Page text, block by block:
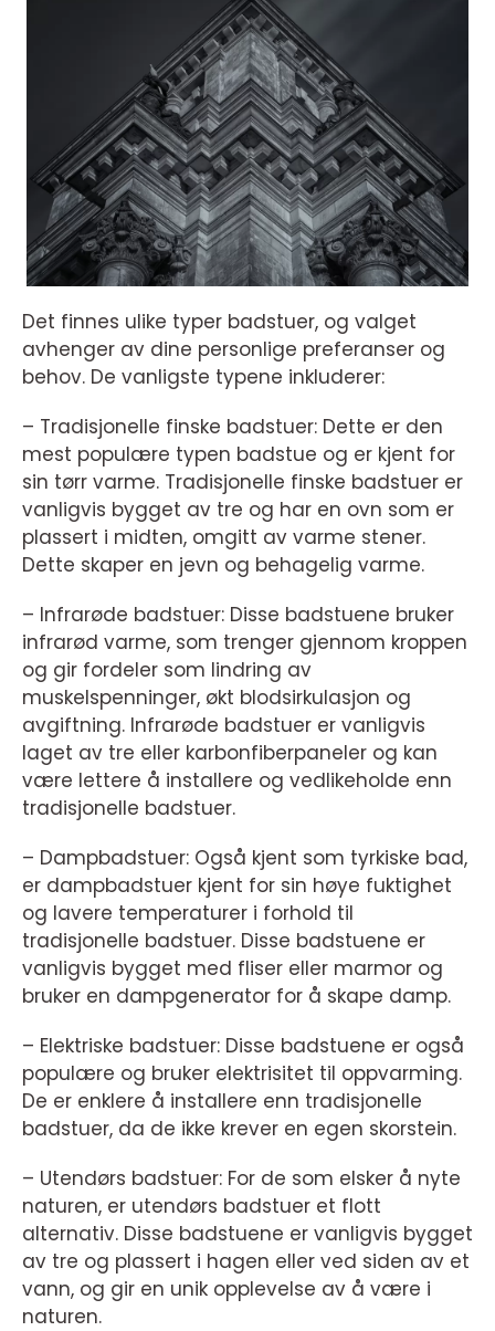
Det finnes ulike typer badstuer, og valget
avhenger av dine personlige preferanser og
behov. De vanligste typene inkluderer:
– Tradisjonelle finske badstuer: Dette er den
mest populære typen badstue og er kjent for
sin tørr varme. Tradisjonelle finske badstuer er
vanligvis bygget av tre og har en ovn som er
plassert i midten, omgitt av varme stener.
Dette skaper en jevn og behagelig varme.
– Infrarøde badstuer: Disse badstuene bruker
infrarød varme, som trenger gjennom kroppen
og gir fordeler som lindring av
muskelspenninger, økt blodsirkulasjon og
avgiftning. Infrarøde badstuer er vanligvis
laget av tre eller karbonfiberpaneler og kan
være lettere å installere og vedlikeholde enn
tradisjonelle badstuer.
– Dampbadstuer: Også kjent som tyrkiske bad,
er dampbadstuer kjent for sin høye fuktighet
og lavere temperaturer i forhold til
tradisjonelle badstuer. Disse badstuene er
vanligvis bygget med fliser eller marmor og
bruker en dampgenerator for å skape damp.
– Elektriske badstuer: Disse badstuene er også
populære og bruker elektrisitet til oppvarming.
De er enklere å installere enn tradisjonelle
badstuer, da de ikke krever en egen skorstein.
– Utendørs badstuer: For de som elsker å nyte
naturen, er utendørs badstuer et flott
alternativ. Disse badstuene er vanligvis bygget
av tre og plassert i hagen eller ved siden av et
vann, og gir en unik opplevelse av å være i
naturen.